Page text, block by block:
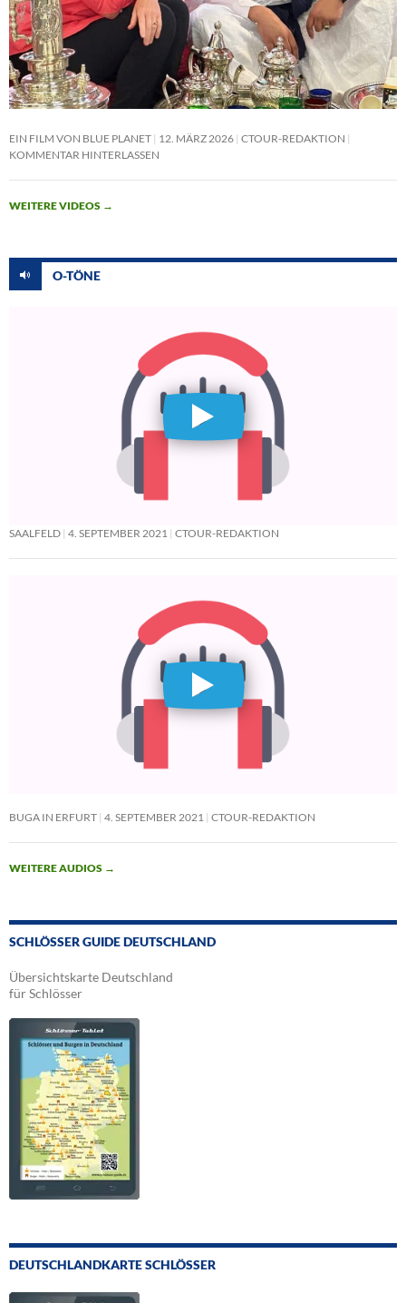
EIN FILM VON BLUE PLANET 12. MÄRZ 2026 CTOUR-REDAKTION
KOMMENTAR HINTERLASSEN
WEITERE VIDEOS →
O-TÖNE
SAALFELD 4. SEPTEMBER 2021 CTOUR-REDAKTION
BUGA IN ERFURT 4. SEPTEMBER 2021 CTOUR-REDAKTION
WEITERE AUDIOS →
SCHLÖSSER GUIDE DEUTSCHLAND
Übersichtskarte Deutschland
für Schlösser
DEUTSCHLANDKARTE SCHLÖSSER